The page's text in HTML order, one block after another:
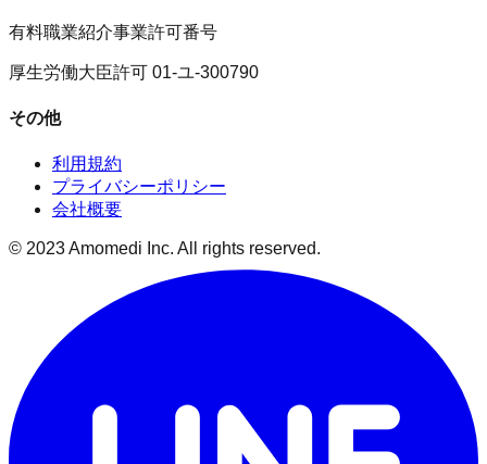
有料職業紹介事業許可番号
厚生労働大臣許可 01-ユ-300790
その他
利用規約
プライバシーポリシー
会社概要
© 2023 Amomedi Inc. All rights reserved.